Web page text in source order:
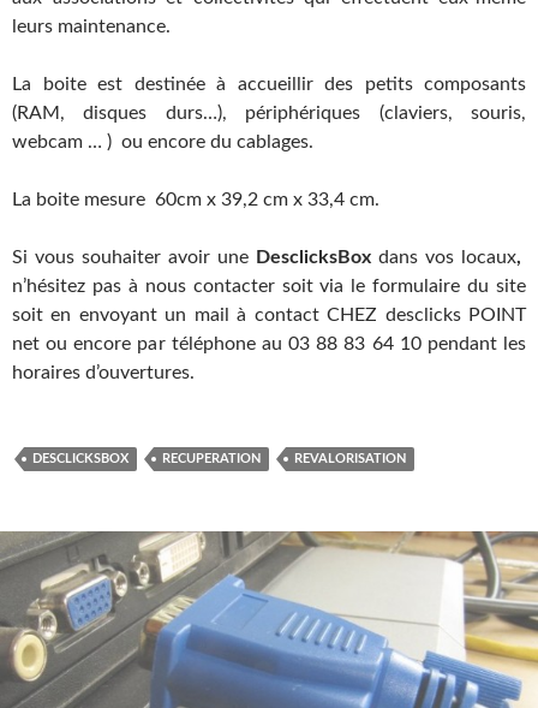
leurs maintenance.
La boite est destinée à accueillir des petits composants
(RAM, disques durs…), périphériques (claviers, souris,
webcam … ) ou encore du cablages.
La boite mesure 60cm x 39,2 cm x 33,4 cm.
Si vous souhaiter avoir une DesclicksBox dans vos locaux,
n’hésitez pas à nous contacter soit via le formulaire du site
soit en envoyant un mail à contact CHEZ desclicks POINT
net ou encore par téléphone au 03 88 83 64 10 pendant les
horaires d’ouvertures.
DESCLICKSBOX RECUPERATION REVALORISATION